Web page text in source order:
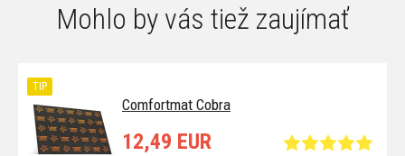
Mohlo by vás tiež zaujímať
Comfortmat Cobra
TIP
12,49 EUR